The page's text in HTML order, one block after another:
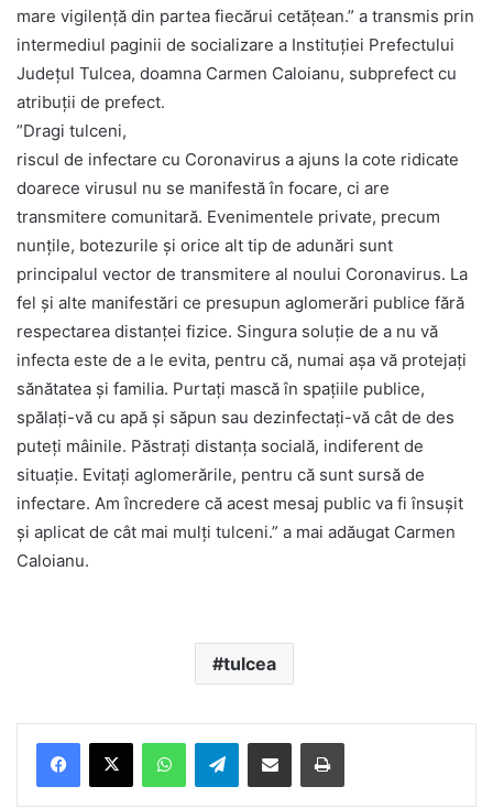
mare vigilenţă din partea fiecărui cetăţean.” a transmis prin
intermediul paginii de socializare a Instituţiei Prefectului
Judeţul Tulcea, doamna Carmen Caloianu, subprefect cu
atribuţii de prefect.
”Dragi tulceni,
riscul de infectare cu Coronavirus a ajuns la cote ridicate
doarece virusul nu se manifestă în focare, ci are
transmitere comunitară. Evenimentele private, precum
nunţile, botezurile şi orice alt tip de adunări sunt
principalul vector de transmitere al noului Coronavirus. La
fel şi alte manifestări ce presupun aglomerări publice fără
respectarea distanţei fizice. Singura soluție de a nu vă
infecta este de a le evita, pentru că, numai așa vă protejați
sănătatea și familia. Purtați mască în spațiile publice,
spălați-vă cu apă și săpun sau dezinfectați-vă cât de des
puteți mâinile. Păstrați distanța socială, indiferent de
situație. Evitați aglomerările, pentru că sunt sursă de
infectare. Am încredere că acest mesaj public va fi însușit
și aplicat de cât mai mulți tulceni.” a mai adăugat Carmen
Caloianu.
tulcea
Telegram